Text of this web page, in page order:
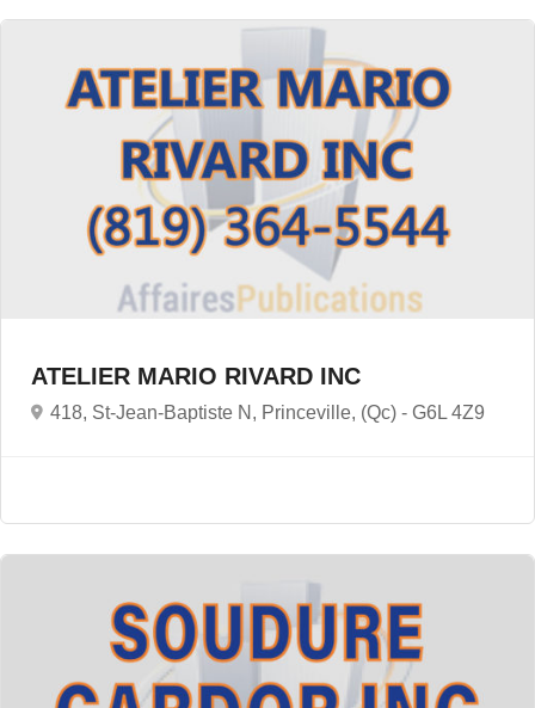
ATELIER MARIO RIVARD INC
418, St-Jean-Baptiste N, Princeville, (Qc) - G6L 4Z9